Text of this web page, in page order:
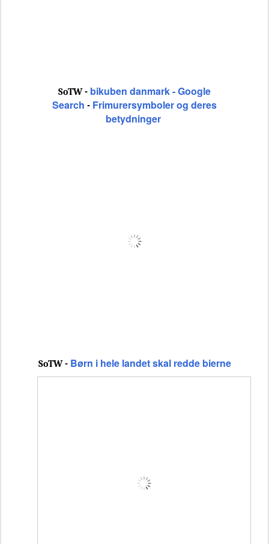
SoTW - bikuben danmark - Google
Search - Frimurersymboler og deres
betydninger
SoTW - Børn i hele landet skal redde bierne